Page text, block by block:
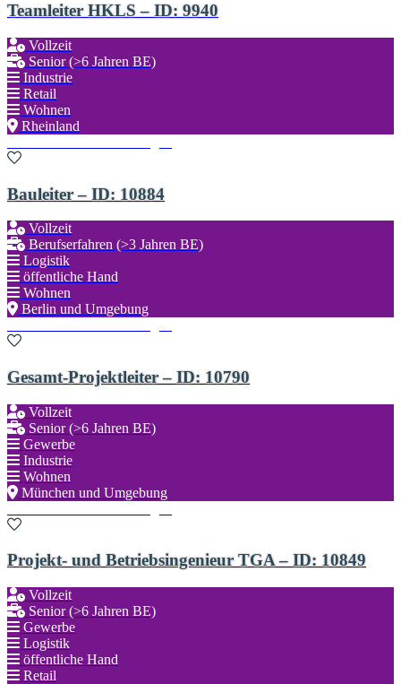
Teamleiter HKLS – ID: 9940
Vollzeit
Senior (>6 Jahren BE)
Industrie
Retail
Wohnen
Rheinland
Bauleiter – ID: 10884
Vollzeit
Berufserfahren (>3 Jahren BE)
Logistik
öffentliche Hand
Wohnen
Berlin und Umgebung
Gesamt-Projektleiter – ID: 10790
Vollzeit
Senior (>6 Jahren BE)
Gewerbe
Industrie
Wohnen
München und Umgebung
Projekt- und Betriebsingenieur TGA – ID: 10849
Vollzeit
Senior (>6 Jahren BE)
Gewerbe
Logistik
öffentliche Hand
Retail